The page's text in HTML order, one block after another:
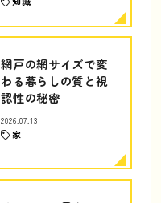
網戸の網サイズで変
わる暮らしの質と視
認性の秘密
2026.07.13
家